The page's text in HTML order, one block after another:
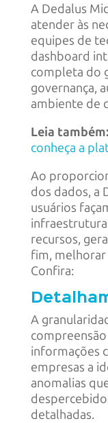
A Dedalus
atender às
equipes de
dashboard
completa do
governança,
ambiente de
Leia também:
conheça a
Ao
dos dados, a
usuários
recursos,
fim, melhorar
Confira:
A
informações
empresas a
anomalias
detalhadas.